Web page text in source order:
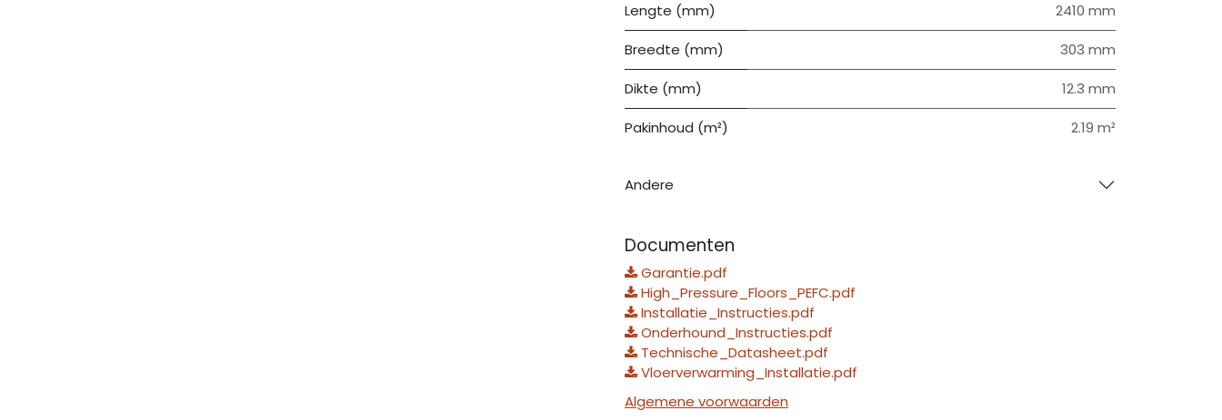
Lengte (mm) 2410 mm
Breedte (mm) 303 mm
Dikte (mm) 12.3 mm
Pakinhoud (m²) 2.19 m²
Andere
Documenten
Garantie.pdf
High_Pressure_Floors_PEFC.pdf
Installatie_Instructies.pdf
Onderhound_Instructies.pdf
Technische_Datasheet.pdf
Vloerverwarming_Installatie.pdf
Algemene voorwaarden